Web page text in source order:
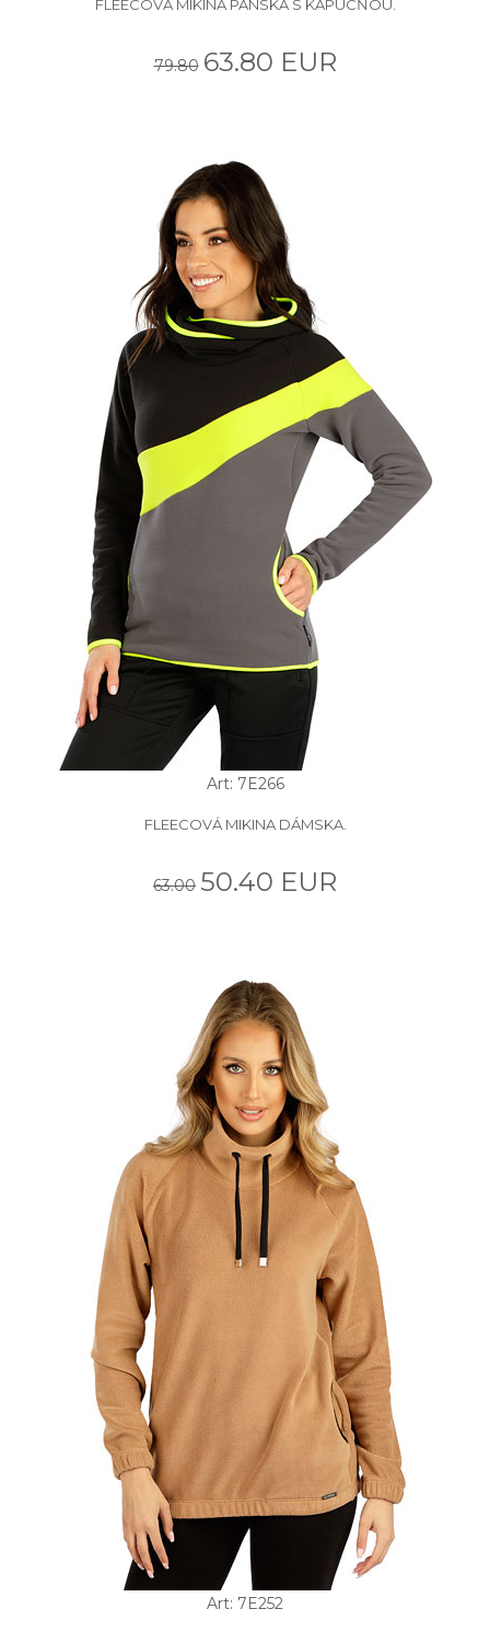
FLEECOVÁ MIKINA PÁNSKA S KAPUCŇOU.
79.80 63.80 EUR
Art: 7E266
FLEECOVÁ MIKINA DÁMSKA.
63.00 50.40 EUR
Art: 7E252